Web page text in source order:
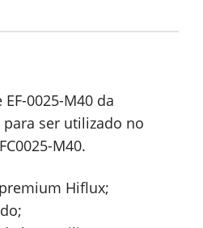
0025-M40 da
ser utilizado no
M40.
Hiflux;